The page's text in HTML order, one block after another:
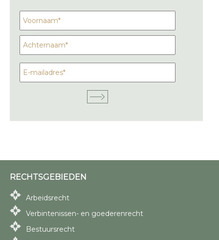
RECHTSGEBIEDEN
Arbeidsrecht
Verbintenissen- en goederenrecht
Bestuursrecht